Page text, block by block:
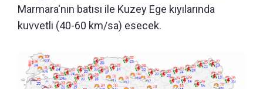
Marmara'nın batısı ile Kuzey Ege kıyılarında
kuvvetli (40-60 km/sa) esecek.